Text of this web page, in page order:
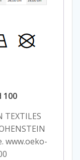
100
TEXTILES
www.oeko-